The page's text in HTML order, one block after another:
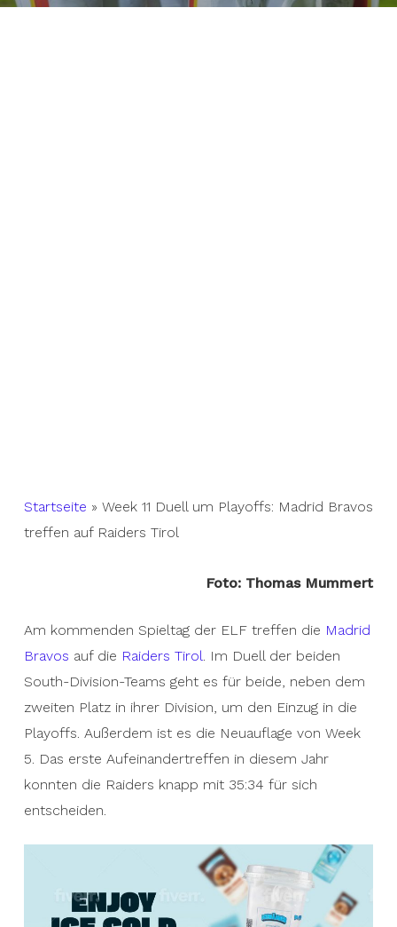
Startseite » Week 11 Duell um Playoffs: Madrid Bravos
treffen auf Raiders Tirol
Foto: Thomas Mummert
Am kommenden Spieltag der ELF treffen die Madrid
Bravos auf die Raiders Tirol. Im Duell der beiden
South-Division-Teams geht es für beide, neben dem
zweiten Platz in ihrer Division, um den Einzug in die
Playoffs. Außerdem ist es die Neuauflage von Week
5. Das erste Aufeinandertreffen in diesem Jahr
konnten die Raiders knapp mit 35:34 für sich
entscheiden.